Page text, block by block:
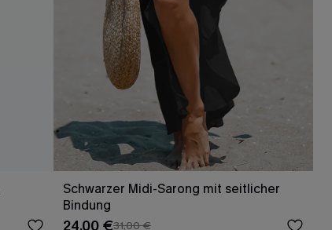
Schwarzer Midi-Sarong mit seitlicher
Bindung
24,00 €31,00 €